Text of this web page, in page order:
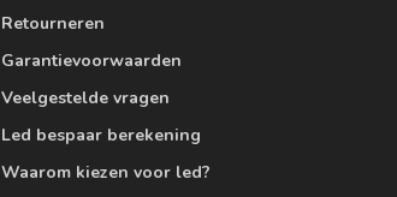
Retourneren
Garantievoorwaarden
Veelgestelde vragen
Led bespaar berekening
Waarom kiezen voor led?